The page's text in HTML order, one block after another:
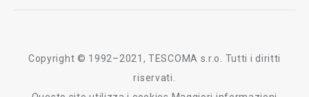
Copyright © 1992–2021, TESCOMA s.r.o. Tutti i diritti
riservati.